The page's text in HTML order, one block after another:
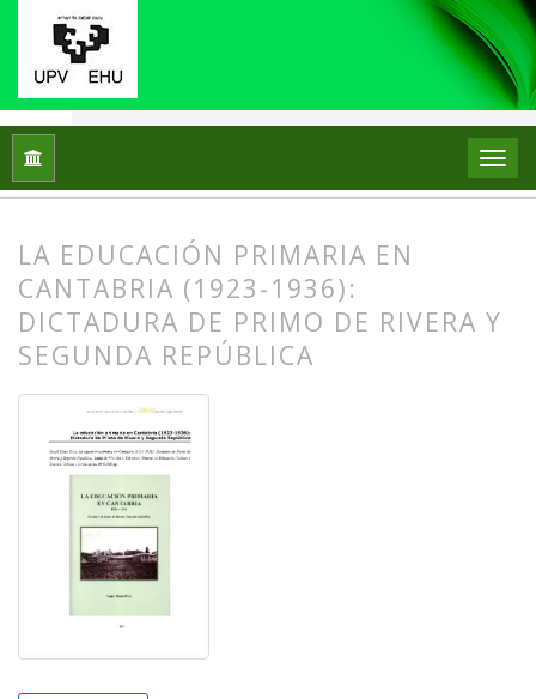
Inicio Reseñas bibliográficas
LA EDUCACIÓN PRIMARIA EN
CANTABRIA (1923-1936):
DICTADURA DE PRIMO DE RIVERA Y
SEGUNDA REPÚBLICA